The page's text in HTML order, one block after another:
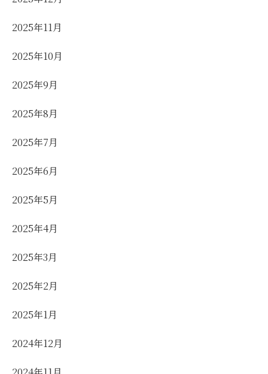
2025年11月
2025年10月
2025年9月
2025年8月
2025年7月
2025年6月
2025年5月
2025年4月
2025年3月
2025年2月
2025年1月
2024年12月